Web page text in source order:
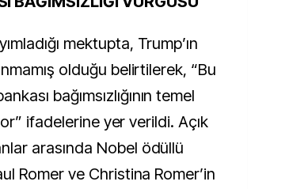
mektupta, Trump’ın
olduğu belirtilerek, “Bu
bağımsızlığının temel
ifadelerine yer verildi. Açık
arasında Nobel ödüllü
Romer ve Christina Romer’in